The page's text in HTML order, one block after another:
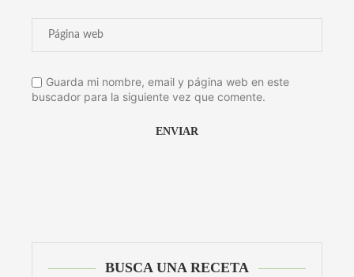
Guarda mi nombre, email y página web en este
buscador para la siguiente vez que comente.
BUSCA UNA RECETA